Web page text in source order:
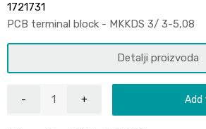
1721731
PCB terminal block - MKKDS 3/ 3-5,08
Detalji proizvoda
Add